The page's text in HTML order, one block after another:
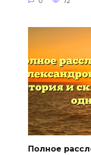
Полное